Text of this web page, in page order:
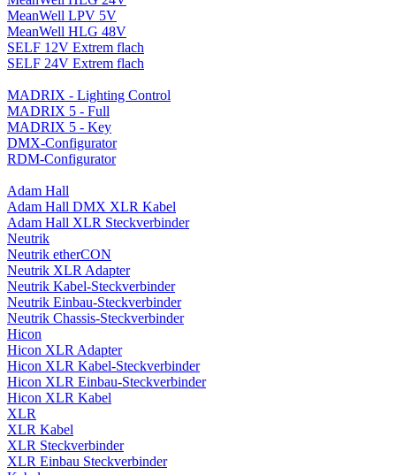
MeanWell LPV 5V
MeanWell HLG 48V
SELF 12V Extrem flach
SELF 24V Extrem flach
MADRIX - Lighting Control
MADRIX 5 - Full
MADRIX 5 - Key
DMX-Configurator
RDM-Configurator
Adam Hall
Adam Hall DMX XLR Kabel
Adam Hall XLR Steckverbinder
Neutrik
Neutrik etherCON
Neutrik XLR Adapter
Neutrik Kabel-Steckverbinder
Neutrik Einbau-Steckverbinder
Neutrik Chassis-Steckverbinder
Hicon
Hicon XLR Adapter
Hicon XLR Kabel-Steckverbinder
Hicon XLR Einbau-Steckverbinder
Hicon XLR Kabel
XLR
XLR Kabel
XLR Steckverbinder
XLR Einbau Steckverbinder